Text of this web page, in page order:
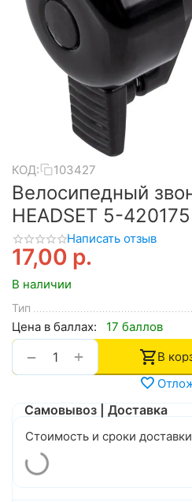
КОД: 103427
Велосипедный
HEADSET 5-
Написать отзыв
17,00 р.
В наличии
Тип
Цена в баллах: 17 баллов
+
−
В
Самовывоз | Доставка
Стоимость и сроки доставки